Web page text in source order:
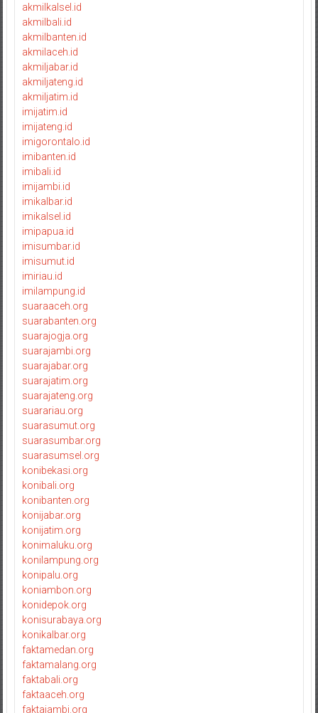
akmilkalsel.id
akmilbali.id
akmilbanten.id
akmilaceh.id
akmiljabar.id
akmiljateng.id
akmiljatim.id
imijatim.id
imijateng.id
imigorontalo.id
imibanten.id
imibali.id
imijambi.id
imikalbar.id
imikalsel.id
imipapua.id
imisumbar.id
imisumut.id
imiriau.id
imilampung.id
suaraaceh.org
suarabanten.org
suarajogja.org
suarajambi.org
suarajabar.org
suarajatim.org
suarajateng.org
suarariau.org
suarasumut.org
suarasumbar.org
suarasumsel.org
konibekasi.org
konibali.org
konibanten.org
konijabar.org
konijatim.org
konimaluku.org
konilampung.org
konipalu.org
koniambon.org
konidepok.org
konisurabaya.org
konikalbar.org
faktamedan.org
faktamalang.org
faktabali.org
faktaaceh.org
faktajambi.org